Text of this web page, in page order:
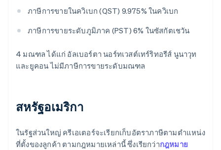
ภาษีการขายในควิเบก (QST) 9.975% ในควิเบก
ภาษีการขายระดับภูมิภาค (PST) 6% ในซัสกัตเชวัน
4 มณฑล ได้แก่ อัลเบอร์ตา นอร์ทเวสต์เทร์ริทอรีส์ นูนาวุท
และยูคอน ไม่มีภาษีการขายระดับมณฑล
สหรัฐอเมริกา
ในรัฐส่วนใหญ่ ครีเอเตอร์จะเรียกเก็บอัตราภาษีตามตําแหน่ง
ที่ตั้งของลูกค้า ตามกฎหมายเหล่านี้ ซึ่งเรียกว่ากฎหมาย